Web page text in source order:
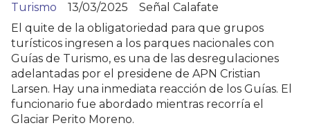
Señal Calafate
Turismo
13/03/2025
El quite de la obligatoriedad para que grupos
turísticos ingresen a los parques nacionales con
Guías de Turismo, es una de las desregulaciones
adelantadas por el presidene de APN Cristian
Larsen. Hay una inmediata reacción de los Guías. El
funcionario fue abordado mientras recorría el
Glaciar Perito Moreno.